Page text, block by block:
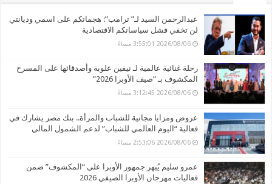
عبدالرحمن السيد لـ” ترامب”: هجماتكم على اسمي وديانتي
لن تخفي فشل سياساتكم الاقتصادية
2026/08/06 3:55:01 مساءً
رحلة غنائية عالمية لـ نيفين علوبة وأصدقائها على المسرح
المكشوف بـ “صيف الأوبرا 2026”
2026/08/06 3:12:45 مساءً
عروض ومزايا مجانية للشباب والمرأة.. بنك مصر يشارك في
فعالية “اليوم العالمي للشباب” لدعم الشمول المالي
2026/08/06 2:53:06 مساءً
عمرو سليم يُبهر جمهور الأوبرا على “المكشوف” ضمن
فعاليات مهرجان الأوبرا الصيفي 2026